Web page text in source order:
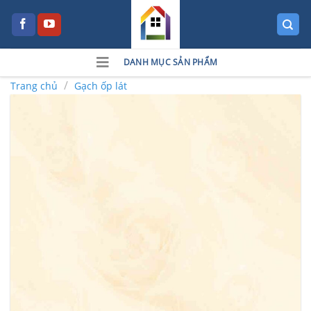
DANH MỤC SẢN PHẨM
Trang chủ / Gạch ốp lát